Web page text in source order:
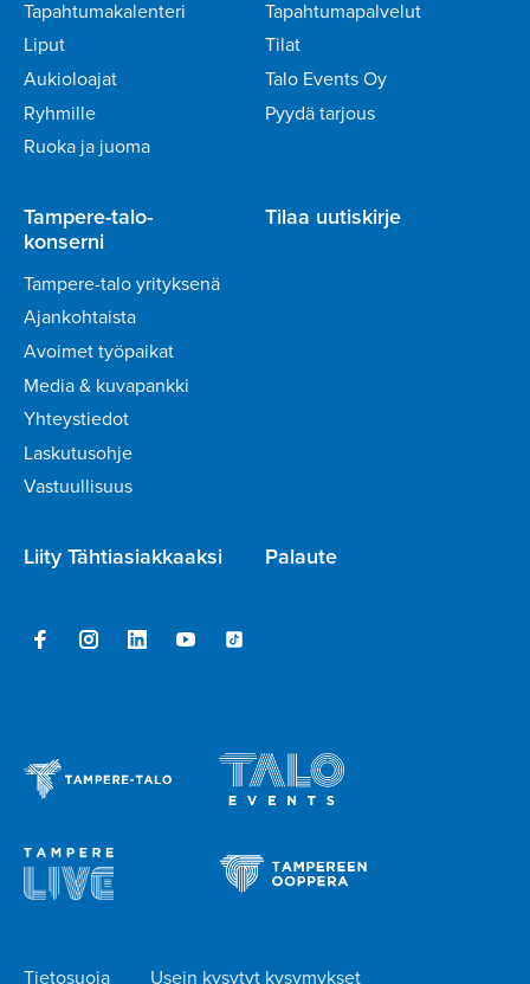
Tapahtumakalenteri
Liput
Aukioloajat
Ryhmille
Ruoka ja juoma
Tapahtumapalvelut
Tilat
Talo Events Oy
Pyydä tarjous
Tampere-talo-
konserni
Tampere-talo yrityksenä
Ajankohtaista
Avoimet työpaikat
Media & kuvapankki
Yhteystiedot
Laskutusohje
Vastuullisuus
Tilaa uutiskirje
Liity Tähtiasiakkaaksi Palaute
Tietosuoja Usein kysytyt kysymykset